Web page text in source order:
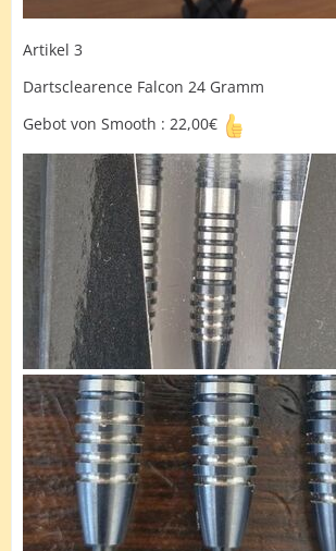
Artikel 3
Dartsclearence Falcon 24 Gramm
Gebot von Smooth : 22,00€